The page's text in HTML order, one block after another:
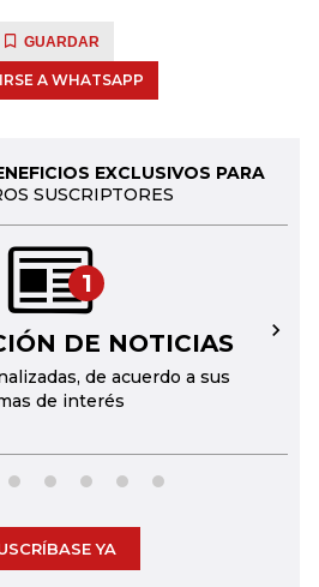
GUARDAR
A WHATSAPP
EXCLUSIVOS PARA
SUSCRIPTORES
1
DE NOTICIAS
de acuerdo a sus
de interés
→
YA